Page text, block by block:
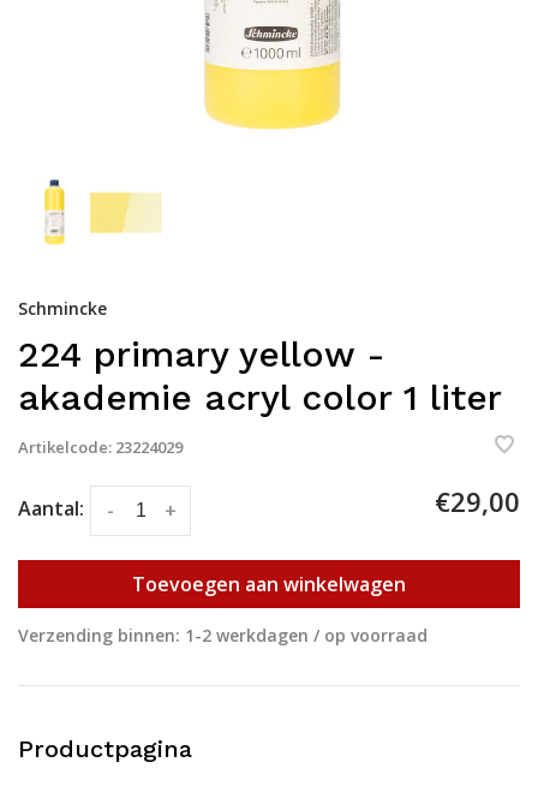
Schmincke
224 primary yellow -
akademie acryl color 1 liter
Artikelcode: 23224029
Aantal: +
- €29,00
Toevoegen aan winkelwagen
Verzending binnen: 1-2 werkdagen / op voorraad
Productpagina